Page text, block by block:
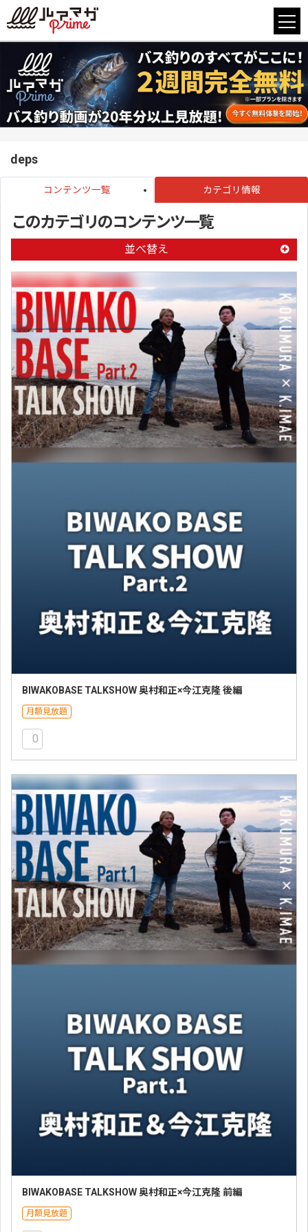
deps
コンテンツ一覧 カテゴリ情報
このカテゴリのコンテンツ一覧
並べ替え
BIWAKOBASE TALKSHOW 奥村和正×今江克隆 後編
月額見放題
0
BIWAKOBASE TALKSHOW 奥村和正×今江克隆 前編
月額見放題